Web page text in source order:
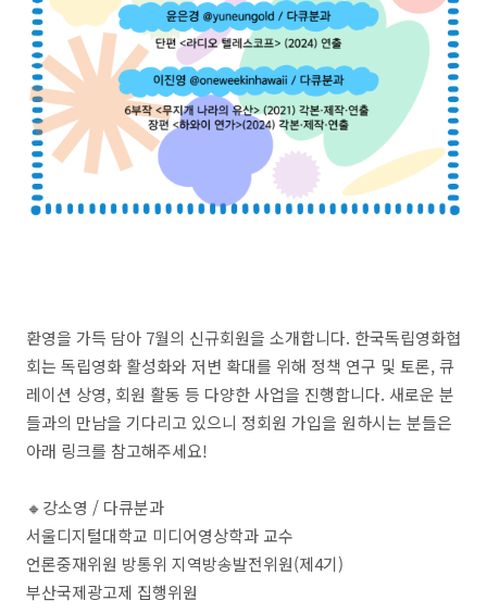
환영을 가득 담아 7월의 신규회원을 소개합니다. 한국독립영화협
회는 독립영화 활성화와 저변 확대를 위해 정책 연구 및 토론, 큐
레이션 상영, 회원 활동 등 다양한 사업을 진행합니다. 새로운 분
들과의 만남을 기다리고 있으니 정회원 가입을 원하시는 분들은
아래 링크를 참고해주세요!
🔸강소영 / 다큐분과
서울디지털대학교 미디어영상학과 교수
언론중재위원 방통위 지역방송발전위원(제4기)
부산국제광고제 집행위원